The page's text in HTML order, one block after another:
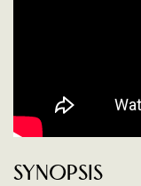
Synopsis